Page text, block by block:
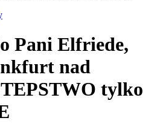
Pani Elfriede,
nad
tylko